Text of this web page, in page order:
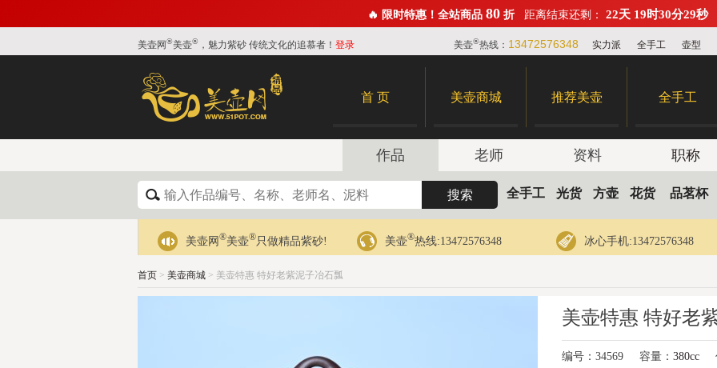
🔥 限时特惠！全站商品 80 折 距离结束还剩： 22天 19时30分28秒
美壶网®美壶® ，魅力紫砂 传统文化的追慕者！ 登录 壶型
全手工
实力派
美壶®热线： 13472576348
首 页 美壶商城 推荐美壶 全手工
作品 老师 资料 职称
全手工 光货 方壶 花货 品茗杯
美壶网®美壶®只做精品紫砂! 美壶®热线:13472576348 冰心手机:13472576348
首页 > 美壶商城 > 美壶特惠 特好老紫泥子冶石瓢
美壶特惠 特好老
编号：34569 容量： 380cc